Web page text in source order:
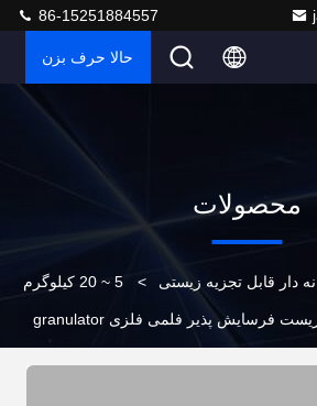
86-15251884557
حالا حرف بزن
محصولات
دار قابل تجزیه زیستی > 5 ~ 20 کیلوگرم
/ ساعت کیسه پلاستیکی زیست فرسایش پذیر فلمی فلزی granulator